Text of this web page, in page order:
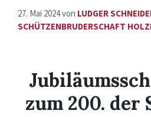
27. Mai 2024von LUDGER
SCHÜTZENBRUDERSCHAFT
zum 200. der